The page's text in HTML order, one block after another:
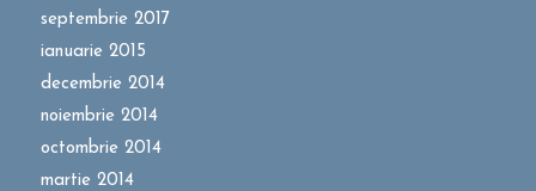
septembrie 2017
ianuarie 2015
decembrie 2014
noiembrie 2014
octombrie 2014
martie 2014